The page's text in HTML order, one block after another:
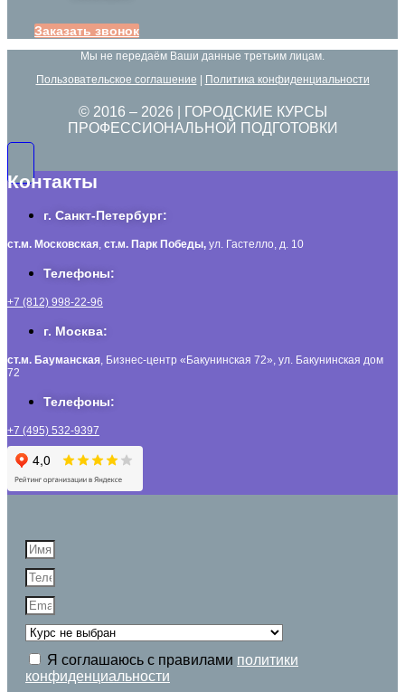
Заказать звонок
Мы не передаём Ваши данные третьим лицам.
Пользовательское соглашение
Политика конфиденциальности
© 2016 – 2026 | ГОРОДСКИЕ КУРСЫ
ПРОФЕССИОНАЛЬНОЙ ПОДГОТОВКИ
Контакты
г. Санкт-Петербург:
ст.м. Московская, ст.м. Парк Победы, ул. Гастелло, д. 10
Телефоны:
+7 (812) 998-22-96
г. Москва:
ст.м. Бауманская, Бизнес-центр «Бакунинская 72», ул. Бакунинская дом
72
Телефоны:
+7 (495) 532-9397
Я соглашаюсь с правилами политики
конфиденциальности